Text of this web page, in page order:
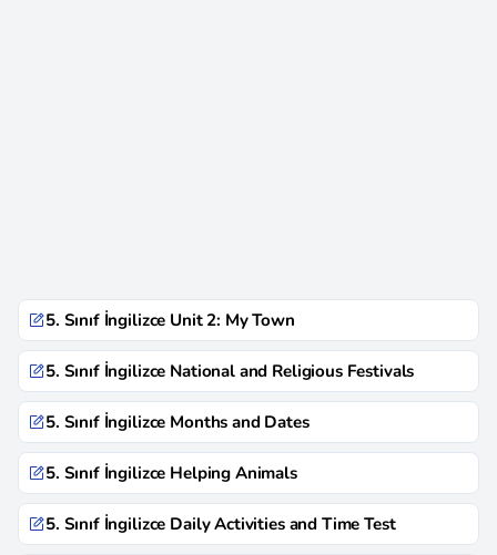
5. Sınıf İngilizce Unit 2: My Town
5. Sınıf İngilizce National and Religious Festivals
5. Sınıf İngilizce Months and Dates
5. Sınıf İngilizce Helping Animals
5. Sınıf İngilizce Daily Activities and Time Test